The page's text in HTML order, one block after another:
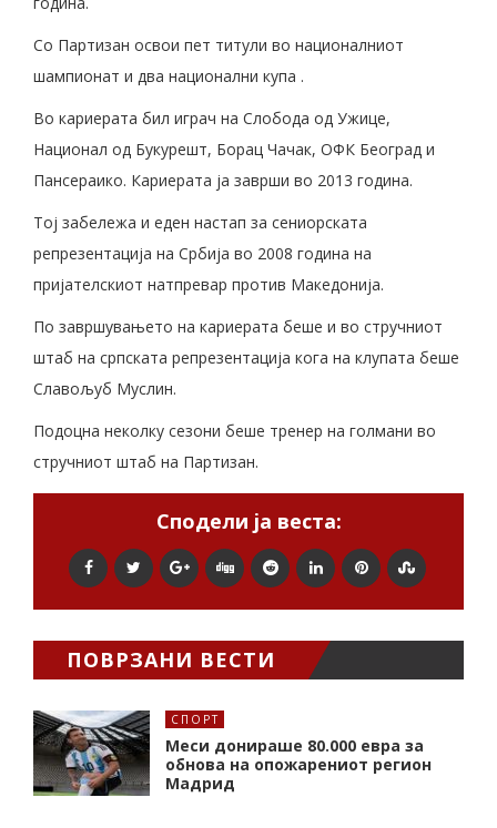
Со Партизан освои пет титули во националниот
шампионат и два национални купа .
Во кариерата бил играч на Слобода од Ужице,
Национал од Букурешт, Борац Чачак, ОФК Београд и
Пансераико. Кариерата ја заврши во 2013 година.
Тој забележа и еден настап за сениорската
репрезентација на Србија во 2008 година на
пријателскиот натпревар против Македонија.
По завршувањето на кариерата беше и во стручниот
штаб на српската репрезентација кога на клупата беше
Славољуб Муслин.
Подоцна неколку сезони беше тренер на голмани во
стручниот штаб на Партизан.
Сподели ја веста:
ПОВРЗАНИ ВЕСТИ
СПОРТ
Меси донираше 80.000 евра за
обнова на опожарениот регион
Мадрид